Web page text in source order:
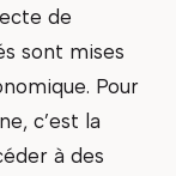
de
sont mises
Pour
c’est la
à des